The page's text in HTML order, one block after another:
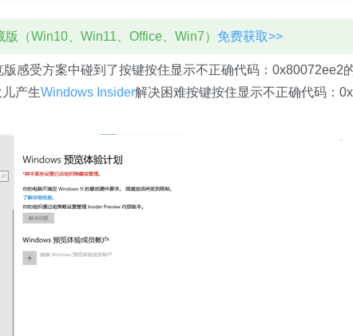
（Win10、Win11、Office、Win7） 免费获取>>
受方案中碰到了按键按住显示不正确代码：0x80072ee2
产生Windows Insider解决困难按键按住显示不正确代码：